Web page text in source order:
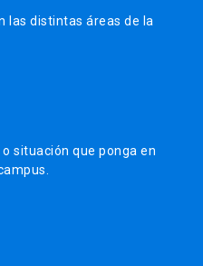
las distintas áreas de la
situación que ponga en